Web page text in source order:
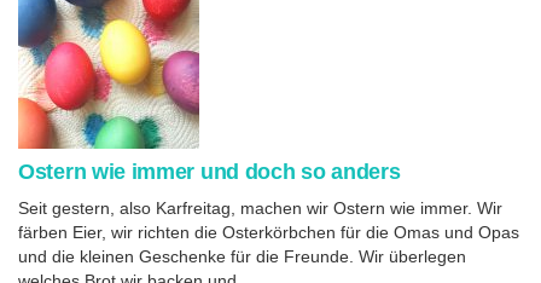
Ostern wie immer und doch so anders
Seit gestern, also Karfreitag, machen wir Ostern wie immer. Wir
färben Eier, wir richten die Osterkörbchen für die Omas und Opas
und die kleinen Geschenke für die Freunde. Wir überlegen